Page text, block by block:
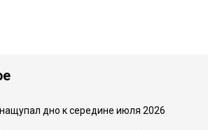
дно к середине июля 2026